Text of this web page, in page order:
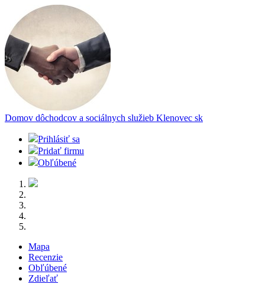
Domov dôchodcov a sociálnych služieb Klenovec sk
Prihlásiť sa
Pridať firmu
Obľúbené
Mapa
Recenzie
Obľúbené
Zdieľať